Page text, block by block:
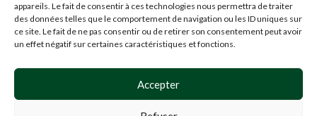
appareils. Le fait de consentir à ces technologies nous permettra de traiter
des données telles que le comportement de navigation ou les ID uniques sur
ce site. Le fait de ne pas consentir ou de retirer son consentement peut avoir
un effet négatif sur certaines caractéristiques et fonctions.
Accepter
CGV
CONFIDENTIALITÉ
PARTENAIRES
POINTS
DE
VENTE